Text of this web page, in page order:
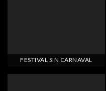
FESTIVAL SIN CARNAVAL